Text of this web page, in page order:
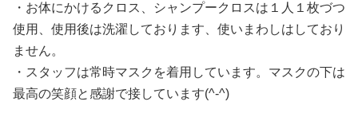
・お体にかけるクロス、シャンプークロスは１人１枚づつ
使用、使用後は洗濯しております、使いまわしはしており
ません。
・スタッフは常時マスクを着用しています。マスクの下は
最高の笑顔と感謝で接しています(^-^)